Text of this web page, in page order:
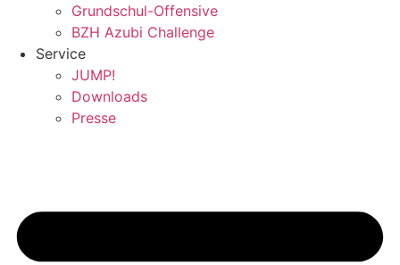
Grundschul-Offensive
BZH Azubi Challenge
Service
JUMP!
Downloads
Presse